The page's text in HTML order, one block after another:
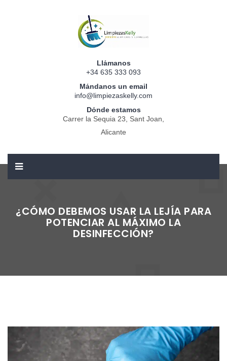
Llámanos
+34 635 333 093
Mándanos un email
info@limpiezaskelly.com
Dónde estamos
Carrer la Sequia 23, Sant Joan,
Alicante
¿CÓMO DEBEMOS USAR LA LEJÍA PARA
POTENCIAR AL MÁXIMO LA
DESINFECCIÓN?